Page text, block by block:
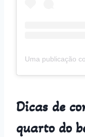
Dicas de
quarto do